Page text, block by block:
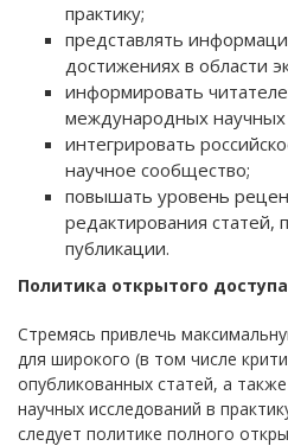
практику;
представлять
достижениях в области
информировать
международных
интегрировать
научное сообщество;
повышать уровень
редактирования статей,
публикации.
Политика открытого доступа
Стремясь привлечь
для широкого (в том числе
опубликованных статей, а
научных исследований в
следует политике полного